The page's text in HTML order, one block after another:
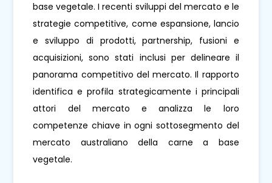
base vegetale. I recenti sviluppi del mercato e le
strategie competitive, come espansione, lancio
e sviluppo di prodotti, partnership, fusioni e
acquisizioni, sono stati inclusi per delineare il
panorama competitivo del mercato. Il rapporto
identifica e profila strategicamente i principali
attori del mercato e analizza le loro
competenze chiave in ogni sottosegmento del
mercato australiano della carne a base
vegetale.